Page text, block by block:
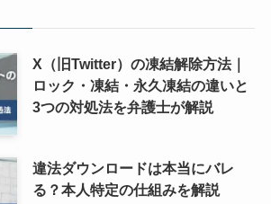
X（旧Twitter）の凍結解除方法｜
ロック・凍結・永久凍結の違いと
3つの対処法を弁護士が解説
違法ダウンロードは本当にバレ
る？本人特定の仕組みを解説